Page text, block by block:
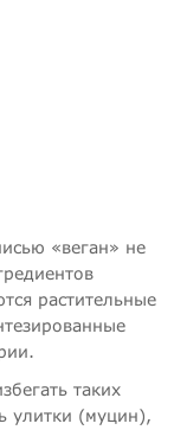
«веган» не
растительные
таких
улитки (муцин),